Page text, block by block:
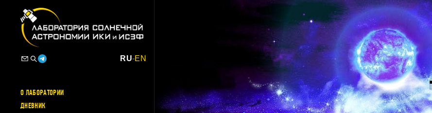
RU-EN
О ЛАБОРАТОРИИ
ДНЕВНИК